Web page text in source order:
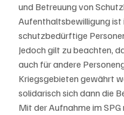
und Betreuung von
Aufenthaltsbewilligung ist
schutzbedürftige
Jedoch gilt zu beachten,
auch für andere
Kriegsgebieten gewährt
solidarisch sich dann die
Mit der Aufnahme im SPG